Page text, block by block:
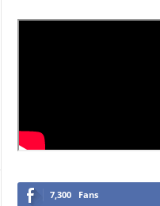
7,300 Fans